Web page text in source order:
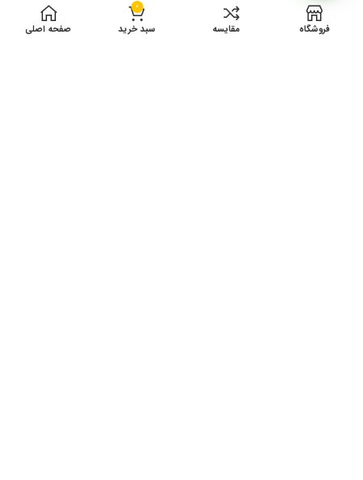
فروشگاه مقایسه
0
سبد خرید صفحه اصلی